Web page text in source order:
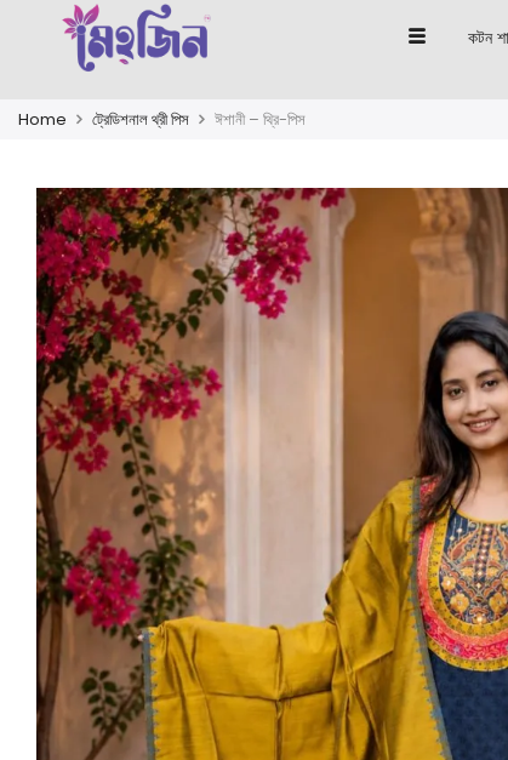
কটন
Home ট্রেডিশনাল থ্রী পিস ঈশানী – থ্রি-পিস